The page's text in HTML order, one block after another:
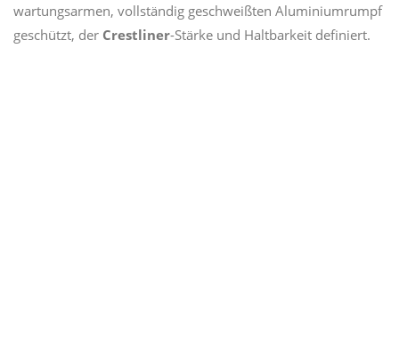
wartungsarmen, vollständig geschweißten Aluminiumrumpf
geschützt, der Crestliner-Stärke und Haltbarkeit definiert.